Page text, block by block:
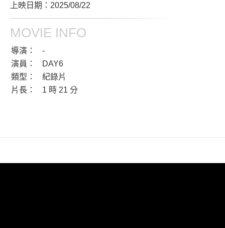
上映日期：2025/08/22
MOVIE INFO
導演：
-
演員：
DAY6
類型：
紀錄片
片長：
1 時 21 分